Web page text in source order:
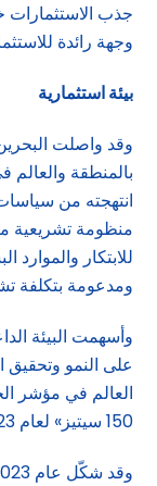
وجهة رائدة
بيئة استثمارية
وقد واصلت البحرين
بالمنطقة
انتهجته من
منظومة تشريعية
للابتكار والموارد
ومدعومة بتكلفة
وأسهمت البيئة
على النمو وتحقيق
العالم في مؤشر
150 سيتيز» لعام 2023.